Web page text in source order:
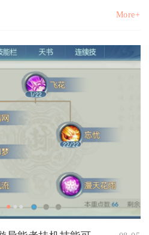
More+